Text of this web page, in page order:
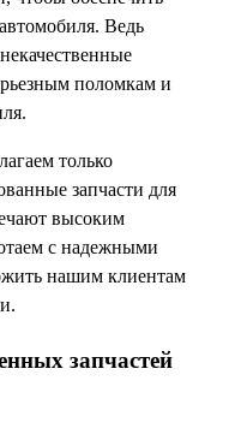
Ведь
поломкам и
только
запчасти для
высоким
с надежными
нашим клиентам
запчастей